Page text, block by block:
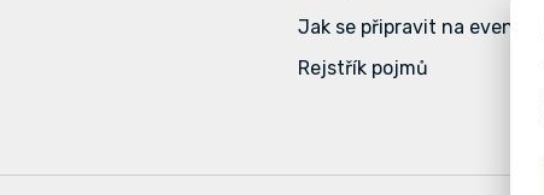
Jak se připravit na event
Rejstřík pojmů